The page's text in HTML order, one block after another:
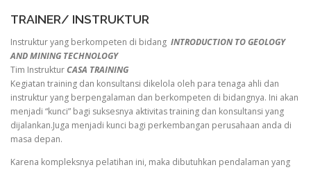
TRAINER/ INSTRUKTUR
Instruktur yang berkompeten di bidang INTRODUCTION TO GEOLOGY
AND MINING TECHNOLOGY
Tim InstrukturCASA TRAINING
Kegiatan training dan konsultansi dikelola oleh para tenaga ahli dan
instruktur yang berpengalaman dan berkompeten di bidangnya. Ini akan
menjadi “kunci” bagi suksesnya aktivitas training dan konsultansi yang
dijalankan.Juga menjadi kunci bagi perkembangan perusahaan anda di
masa depan.
Karena kompleksnya pelatihan ini, maka dibutuhkan pendalaman yang